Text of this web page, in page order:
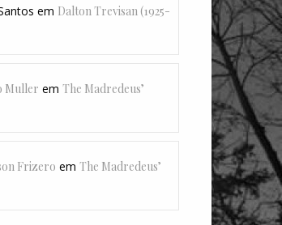
em Dalton Trevisan (1925-
Muller em The Madredeus’
Frizero em The Madredeus’